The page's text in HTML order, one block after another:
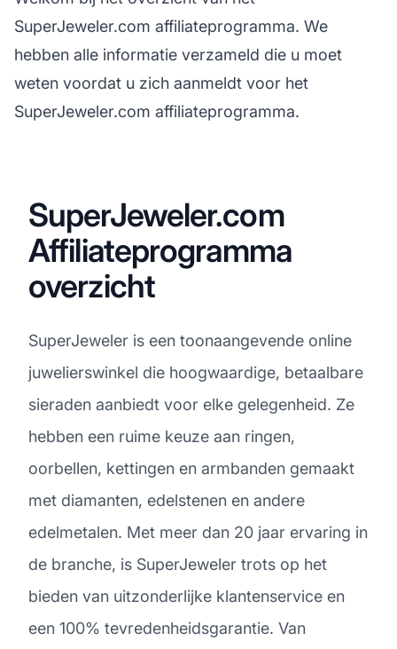
SuperJeweler.com affiliateprogramma. We
hebben alle informatie verzameld die u moet
weten voordat u zich aanmeldt voor het
SuperJeweler.com affiliateprogramma.
SuperJeweler.com
Affiliateprogramma
overzicht
SuperJeweler is een toonaangevende online
juwelierswinkel die hoogwaardige, betaalbare
sieraden aanbiedt voor elke gelegenheid. Ze
hebben een ruime keuze aan ringen,
oorbellen, kettingen en armbanden gemaakt
met diamanten, edelstenen en andere
edelmetalen. Met meer dan 20 jaar ervaring in
de branche, is SuperJeweler trots op het
bieden van uitzonderlijke klantenservice en
een 100% tevredenheidsgarantie. Van